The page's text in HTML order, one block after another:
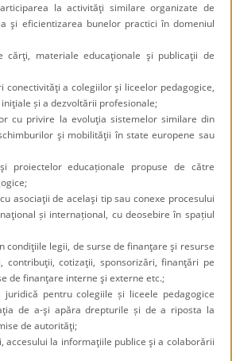
la activităţi similare organizate de
şi eficientizarea bunelor practici în domeniul
cărţi, materiale educaţionale şi publicaţii de
conectivităţi a colegiilor şi liceelor pedagogice,
și a dezvoltării profesionale;
cu privire la evoluţia sistemelor similare din
şi mobilităţii în state europene sau
proiectelor educaționale propuse de către
asociaţii de acelaşi tip sau conexe procesului
și internațional, cu deosebire în spațiul
condiţiile legii, de surse de finanţare şi resurse
contribuţii, cotizaţii, sponsorizări, finanţări pe
de finanţare interne şi externe etc.;
pentru colegiile și liceele pedagogice
de a-şi apăra drepturile și de a riposta la
de autorităţi;
accesului la informaţiile publice şi a colaborării